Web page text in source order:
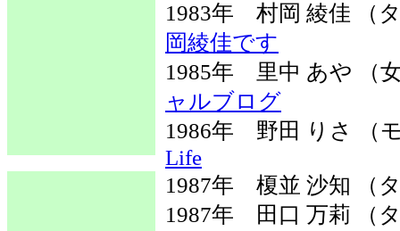
1983年 村岡 綾佳
岡綾佳です
1985年 里中 あや
ャルブログ
1986年 野田 りさ
Life
1987年 榎並 沙知 （
1987年 田口 万莉